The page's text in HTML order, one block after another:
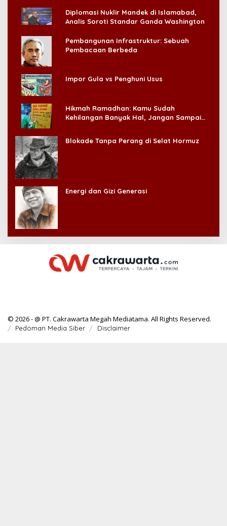
Diplomasi Nuklir Mandek di Islamabad,
Analis Soroti Standar Ganda Washington
Pembangunan Infrastruktur: Sebuah
Pembacaan Berbeda
Impor Gula vs Penghuni Usus
Hikmah Ramadhan: Kamu Sudah
Kehilangan Banyak Hal, Jangan Sampai
Blokade Tanpa Perang di Selat Hormuz
Energi dan Gizi Generasi
© 2026 - @ PT. Cakrawarta Megah Mediatama. All Rights Reserved.
Pedoman Media Siber Disclaimer